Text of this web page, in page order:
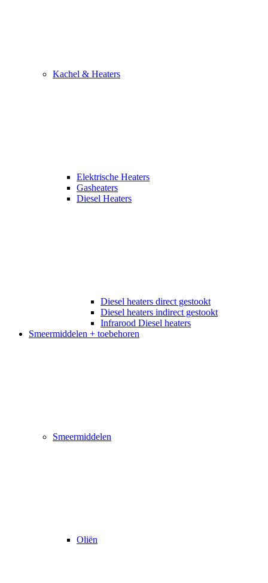
Kachel & Heaters
Elektrische Heaters
Gasheaters
Diesel Heaters
Diesel heaters direct gestookt
Diesel heaters indirect gestookt
Infrarood Diesel heaters
Smeermiddelen + toebehoren
Smeermiddelen
Oliën